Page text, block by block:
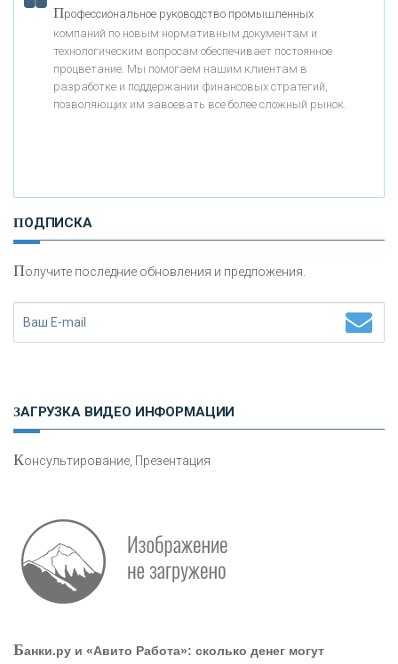
«БАНК ВОЗРОЖДЕНИЕ»
«ТАТФОНДБАНК»
«ЗАПСИБКОМБАНК»
«РОСЕВРОБАНК»
«ПРЕСС-СЛУЖБА ВТБ24»
«АВТОГРАДБАНК»
Профессиональное руководство промышленных
компаний по новым нормативным документам и
технологическим вопросам обеспечивает постоянное
процветание. Мы помогаем нашим клиентам в
разработке и поддержании финансовых стратегий,
позволяющих им завоевать все более сложный рынок.
ПОДПИСКА
Получите последние обновления и предложения.
ЗАГРУЗКА ВИДЕО ИНФОРМАЦИИ
Консультирование, Презентация
Банки.ру и «Авито Работа»: сколько денег могут